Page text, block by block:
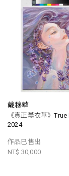
戴穆華
《真正薰衣草》True
2024
作品已售出
NT$ 30,000